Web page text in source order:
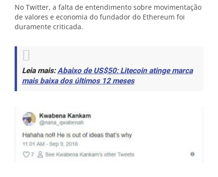
No Twitter, a falta de entendimento sobre movimentação
de valores e economia do fundador do Ethereum foi
duramente criticada.
Leia mais:Abaixo de US$50: Litecoin atinge marca
mais baixa dos últimos 12 meses